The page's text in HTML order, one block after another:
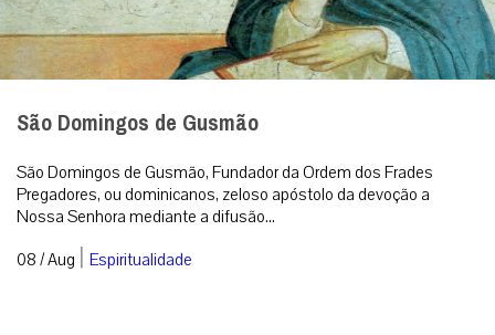
São Domingos de Gusmão
São Domingos de Gusmão, Fundador da Ordem dos Frades
Pregadores, ou dominicanos, zeloso apóstolo da devoção a
Nossa Senhora mediante a difusão...
08 / Aug | Espiritualidade